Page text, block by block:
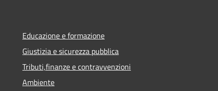
Educazione e formazione
Giustizia e sicurezza pubblica
Tributi,finanze e contravvenzioni
Ambiente